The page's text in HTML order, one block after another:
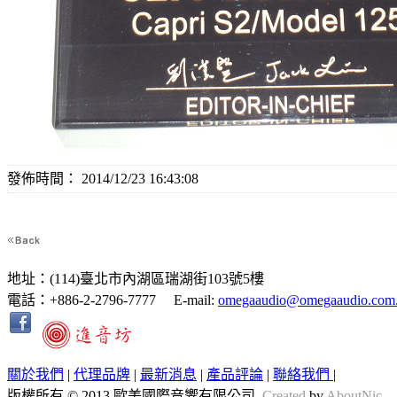
發佈時間： 2014/12/23 16:43:08
地址：(114)臺北市內湖區瑞湖街103號5樓
電話：+886-2-2796-7777 E-mail:
關於我們 | 代理品牌 | 最新消息 | 產品評論 | 聯絡我們 |